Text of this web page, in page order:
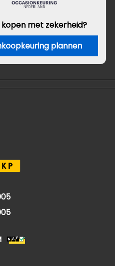
met zekerheid?
plannen